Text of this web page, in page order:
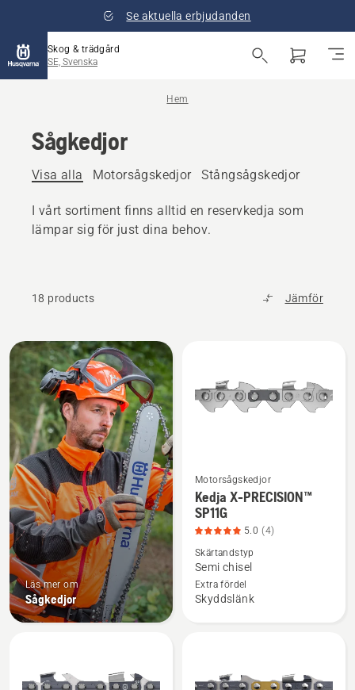
Se aktuella erbjudanden
Skog & trädgård
SE, Svenska
Hem
Sågkedjor
Visa alla Motorsågskedjor Stångsågskedjor
I vårt sortiment finns alltid en reservkedja som
lämpar sig för just dina behov.
18 products Jämför
Alla
produkter
Läs mer om
Sågkedjor
Se
mer
information
om
Kedja
PRECISION™
av
Motorsågskedjor
Kedja X-PRECISION™
SP11G
5.0 (4)
Skärtandstyp
Semi chisel
Extra fördel
Skyddslänk